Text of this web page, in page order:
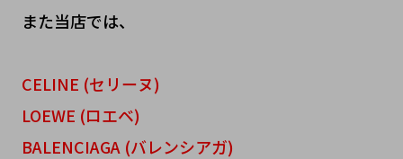
また当店では、
CELINE (セリーヌ)
LOEWE (ロエベ)
BALENCIAGA (バレンシアガ)